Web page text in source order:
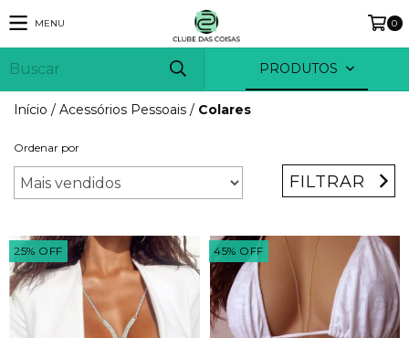
MENU 0
PRODUTOS
Início / Acessórios Pessoais / Colares
Ordenar por
FILTRAR
25% OFF 45% OFF